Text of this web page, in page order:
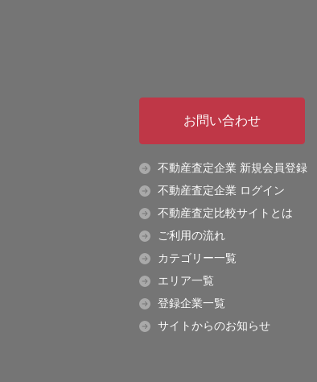
お問い合わせ
不動産査定企業 新規会員登録
不動産査定企業 ログイン
不動産査定比較サイトとは
ご利用の流れ
カテゴリー一覧
エリア一覧
登録企業一覧
サイトからのお知らせ